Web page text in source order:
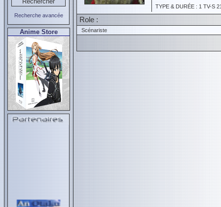
Recherche avancée
Anime Store
TYPE & DURÉE : 1 TV-S
Role :
Scénariste